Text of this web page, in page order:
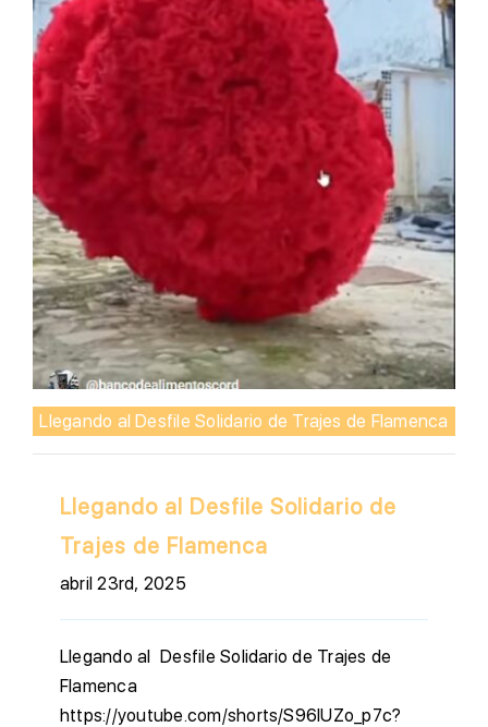
Llegando al Desfile Solidario de Trajes de Flamenca
Llegando al Desfile Solidario de
Trajes de Flamenca
abril 23rd, 2025
Llegando al Desfile Solidario de Trajes de
Flamenca
https://youtube.com/shorts/S96IUZo_p7c?